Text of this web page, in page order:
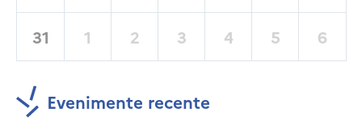
31 1 2 3 4 5 6
Evenimente recente